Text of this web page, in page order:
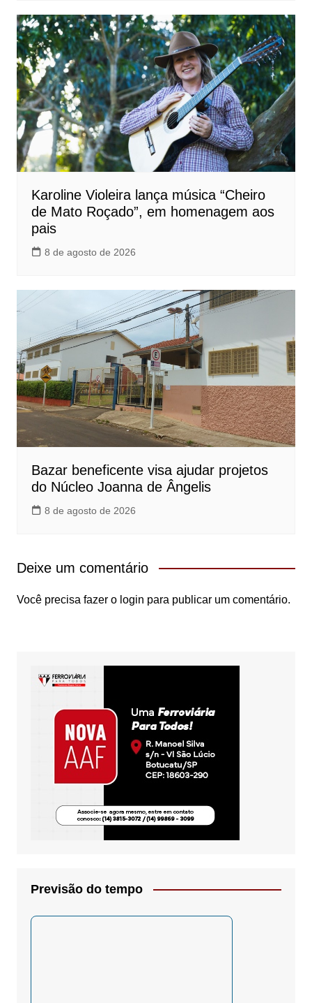
Karoline Violeira lança música “Cheiro
de Mato Roçado”, em homenagem aos
pais
8 de agosto de 2026
Bazar beneficente visa ajudar projetos
do Núcleo Joanna de Ângelis
8 de agosto de 2026
Deixe um comentário
Você precisa fazer o login para publicar um comentário.
Previsão do tempo